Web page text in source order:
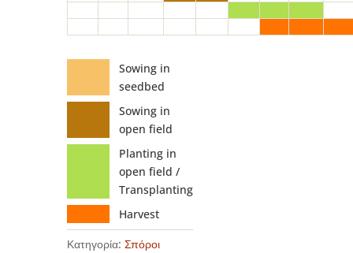
Sowing in
seedbed
Sowing in
open field
Planting in
open field /
Transplanting
Harvest
Κατηγορία: Σπόροι